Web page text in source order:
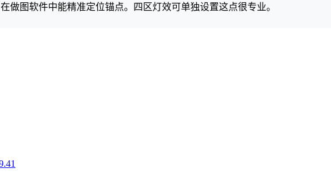
做图软件中能精准定位锚点。四区灯效可单独设置这点很专业。